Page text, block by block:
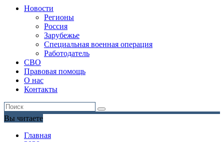
Новости
Регионы
Россия
Зарубежье
Специальная военная операция
Работодатель
СВО
Правовая помощь
О нас
Контакты
Вы читаете
Главная